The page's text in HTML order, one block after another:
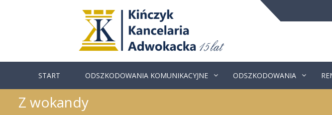
START ODSZKODOWANIA KOMUNIKACYJNE ODSZKODOWANIA
Z wokandy